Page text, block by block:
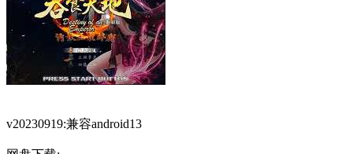
v20230919:兼容android13